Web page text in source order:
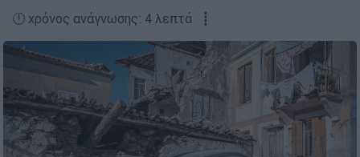
🕛 χρόνος ανάγνωσης: 4 λεπτά ┋